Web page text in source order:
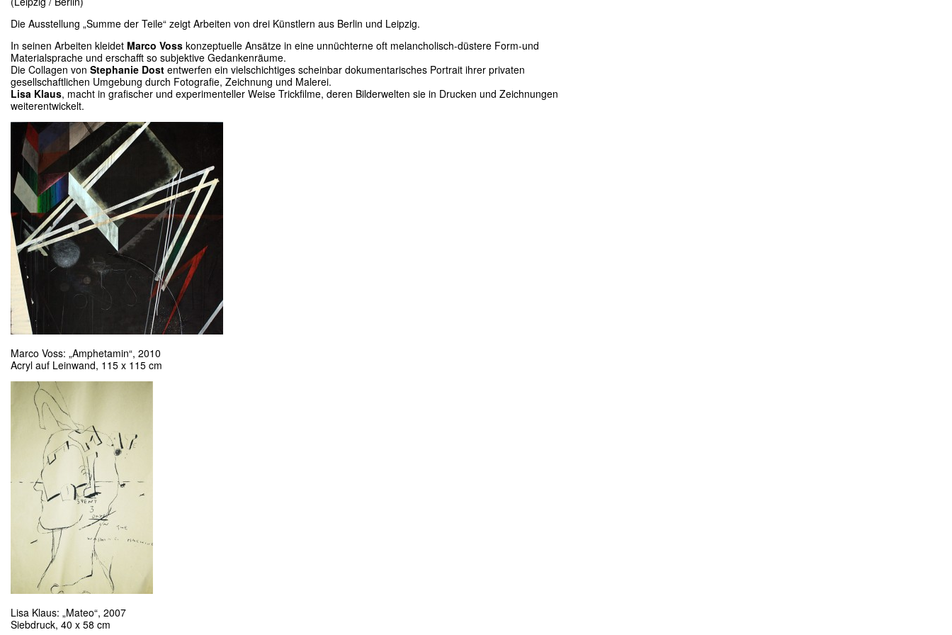
Die Ausstellung „Summe der Teile“ zeigt Arbeiten von drei Künstlern aus Berlin und Leipzig.
In seinen Arbeiten kleidet Marco Voss konzeptuelle Ansätze in eine unnüchterne oft melancholisch-düstere Form-und
Materialsprache und erschafft so subjektive Gedankenräume.
Die Collagen von Stephanie Dost entwerfen ein vielschichtiges scheinbar dokumentarisches Portrait ihrer privaten
gesellschaftlichen Umgebung durch Fotografie, Zeichnung und Malerei.
Lisa Klaus, macht in grafischer und experimenteller Weise Trickfilme, deren Bilderwelten sie in Drucken und Zeichnungen
weiterentwickelt.
Marco Voss: „Amphetamin“, 2010
Acryl auf Leinwand, 115 x 115 cm
Lisa Klaus: „Mateo“, 2007
Siebdruck, 40 x 58 cm